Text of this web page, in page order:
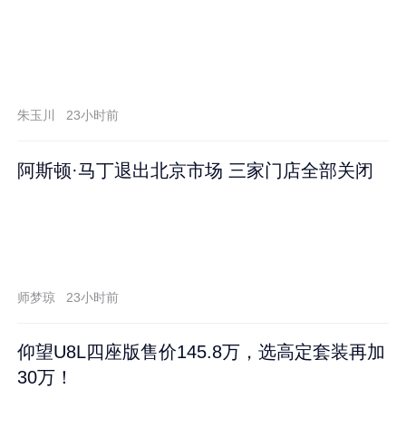
朱玉川 23小时前
阿斯顿·马丁退出北京市场 三家门店全部关闭
师梦琼 23小时前
仰望U8L四座版售价145.8万，选高定套装再加
30万！